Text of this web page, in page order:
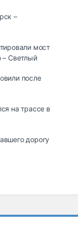
–
мост
– Светлый
после
на трассе в
дорогу